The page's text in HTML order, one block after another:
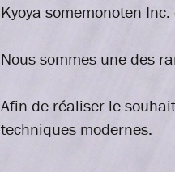
Kyoya somemonoten
Nous sommes une des
Afin de réaliser le
techniques modernes.